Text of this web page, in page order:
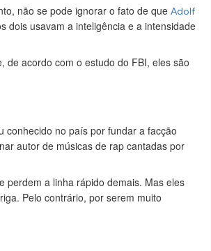
não se pode ignorar o fato de que Adolf
dois usavam a inteligência e a intensidade
de acordo com o estudo do FBI, eles são
conhecido no país por fundar a facção
autor de músicas de rap cantadas por
perdem a linha rápido demais. Mas eles
Pelo contrário, por serem muito